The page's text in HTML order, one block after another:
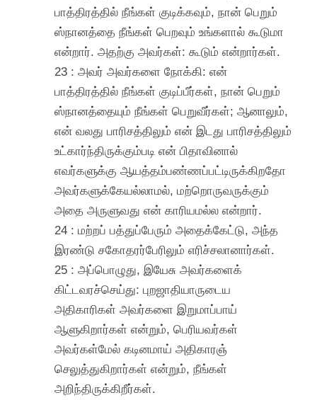
பாத்திரத்தில் நீங்கள் குடிக்கவும், நான் பெறும்
ஸ்நானத்தை நீங்கள் பெறவும் உங்களால் கூடுமா
என்றார். அதற்கு அவர்கள்: கூடும் என்றார்கள்.
23 : அவர் அவர்களை நோக்கி: என்
பாத்திரத்தில் நீங்கள் குடிப்பீர்கள், நான் பெறும்
ஸ்நானத்தையும் நீங்கள் பெறுவீர்கள்; ஆனாலும்,
என் வலது பாரிசத்திலும் என் இடது பாரிசத்திலும்
உட்கார்ந்திருக்கும்படி என் பிதாவினால்
எவர்களுக்கு ஆயத்தம்பண்ணப்பட்டிருக்கிறதோ
அவர்களுக்கேயல்லாமல், மற்றொருவருக்கும்
அதை அருளுவது என் காரியமல்ல என்றார்.
24 : மற்றப் பத்துப்பேரும் அதைக்கேட்டு, அந்த
இரண்டு சகோதரர்பேரிலும் எரிச்சலானார்கள்.
25 : அப்பொழுது, இயேசு அவர்களைக்
கிட்டவரச்செய்து: புறஜாதியாருடைய
அதிகாரிகள் அவர்களை இறுமாப்பாய்
ஆளுகிறார்கள் என்றும், பெரியவர்கள்
அவர்கள்மேல் கடினமாய் அதிகாரஞ்
செலுத்துகிறார்கள் என்றும், நீங்கள்
அறிந்திருக்கிறீர்கள்.